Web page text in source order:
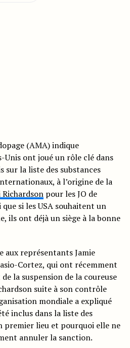
(AMA) indique
Unis ont joué un rôle clé dans
sur la liste des substances
à l’origine de la
Richardsonpour les JO de
que si les USA souhaitent un
ils ont déjà un siège à la bonne
aux représentants Jamie
Cortez, qui ont récemment
la suspension de la coureuse
suite à son contrôle
mondiale a expliqué
inclus dans la liste des
premier lieu et pourquoi elle ne
annuler la sanction.